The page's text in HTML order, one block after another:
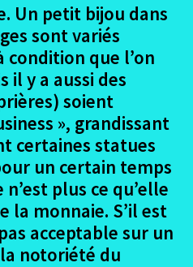
Un petit bijou dans
sont variés
condition que l’on
y a aussi des
soient
», grandissant
certaines statues
un certain temps
plus ce qu’elle
monnaie. S’il est
acceptable sur un
notoriété du